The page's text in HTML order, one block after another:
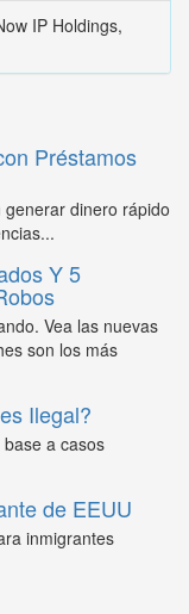
IP Holdings,
Préstamos
dinero rápido
Y 5
Vea las nuevas
son los más
Ilegal?
a casos
de EEUU
inmigrantes